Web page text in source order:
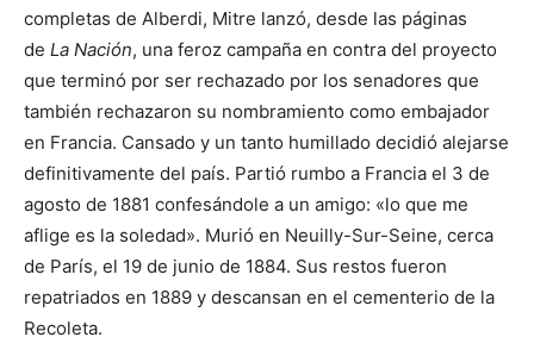
completas de Alberdi, Mitre lanzó, desde las páginas
de La Nación, una feroz campaña en contra del proyecto
que terminó por ser rechazado por los senadores que
también rechazaron su nombramiento como embajador
en Francia. Cansado y un tanto humillado decidió alejarse
definitivamente del país. Partió rumbo a Francia el 3 de
agosto de 1881 confesándole a un amigo: «lo que me
aflige es la soledad». Murió en Neuilly-Sur-Seine, cerca
de París, el 19 de junio de 1884. Sus restos fueron
repatriados en 1889 y descansan en el cementerio de la
Recoleta.